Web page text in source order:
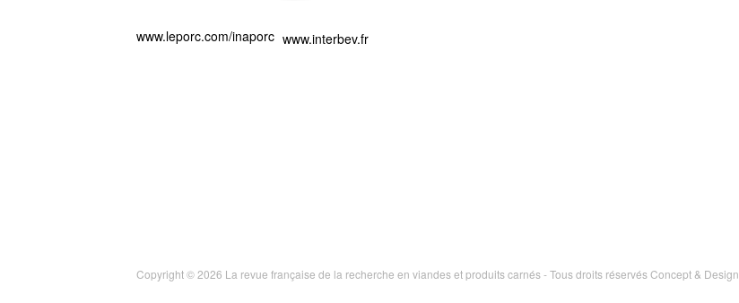
www.leporc.com/inaporc www.interbev.fr
Copyright © 2026 La revue française de la recherche en viandes et produits carnés - Tous droits réservés Concept & Design